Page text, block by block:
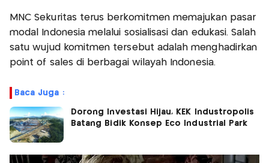
MNC Sekuritas terus berkomitmen memajukan pasar
modal Indonesia melalui sosialisasi dan edukasi. Salah
satu wujud komitmen tersebut adalah menghadirkan
point of sales di berbagai wilayah Indonesia.
Baca Juga :
Dorong Investasi Hijau, KEK Industropolis
Batang Bidik Konsep Eco Industrial Park